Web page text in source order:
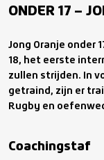
Heren XV
Dames XV
Delta
ONDER 17 –
Jong Oranje onder
18, het eerste
zullen strijden. In
getraind, zijn er
Rugby en
Coachingstaf